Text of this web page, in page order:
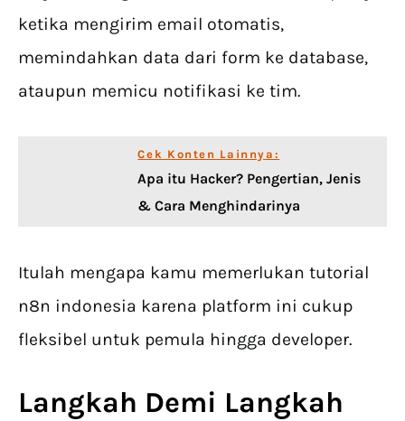
ketika mengirim email otomatis,
memindahkan data dari form ke database,
ataupun memicu notifikasi ke tim.
Cek Konten Lainnya:
Apa itu Hacker? Pengertian, Jenis
& Cara Menghindarinya
Itulah mengapa kamu memerlukan tutorial
n8n indonesia karena platform ini cukup
fleksibel untuk pemula hingga developer.
Langkah Demi Langkah